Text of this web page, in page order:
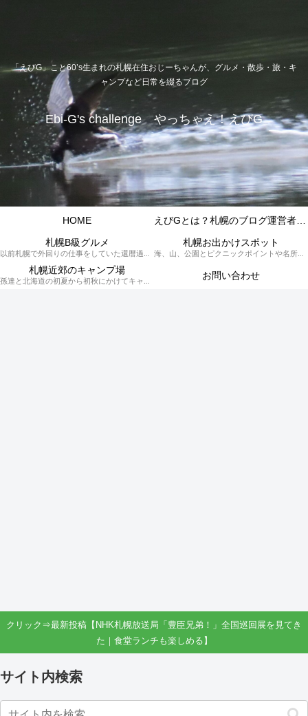
「えびG」こと60’s生まれの札幌在住おじーちゃんが、グルメ・散歩・旅・キ
ャンプなど日常を綴るブログ
Ebi-G's challenge やっちゃえ！えびG
HOME
札幌B級グルメ
以前札幌で外回りの仕事をしていた還暦過ぎブロガー「えびG」がランチ（サラリーマンランチ、サラメシ）を中心に、おそば、ラーメン、中華、日替わりランチを「札幌Bグルメ」と題してレポートしているブログカテゴリーのページです。現在は定年後の再雇用で札幌中とはいかなまでも会社の近くのすすきの界隈や家のある札幌市南区を中心に徘徊しております。
札幌お出かけスポット
海、山、公園とピクニックポイントや名所、旧跡などなど、、、、、札幌はもとより郊外の無理なく日帰りでいって帰ってこれるお出かけスポットを孫っち達（小学５、３年生、幼稚園年長さんの３人）とえびGがお出かけをして紹介しているページです。
札幌近郊のキャンプ場
孫達と北海道の初夏から初秋にかけてキャンプに出かけます。キャンプ場情報だったり料理だったり花火や遊びに虫取りとまさに「やっちゃえ！えびG」やりたい放題のブログです。 お問い合わせ
クリック⇒最新投稿【NHK札幌放送局「豊臣兄弟！」全国巡回展を見てき
た｜食堂ランチも楽しめる】
サイト内検索